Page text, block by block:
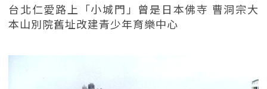
台北仁愛路上「小城門」曾是日本佛寺 曹洞宗大
本山別院舊址改建青少年育樂中心